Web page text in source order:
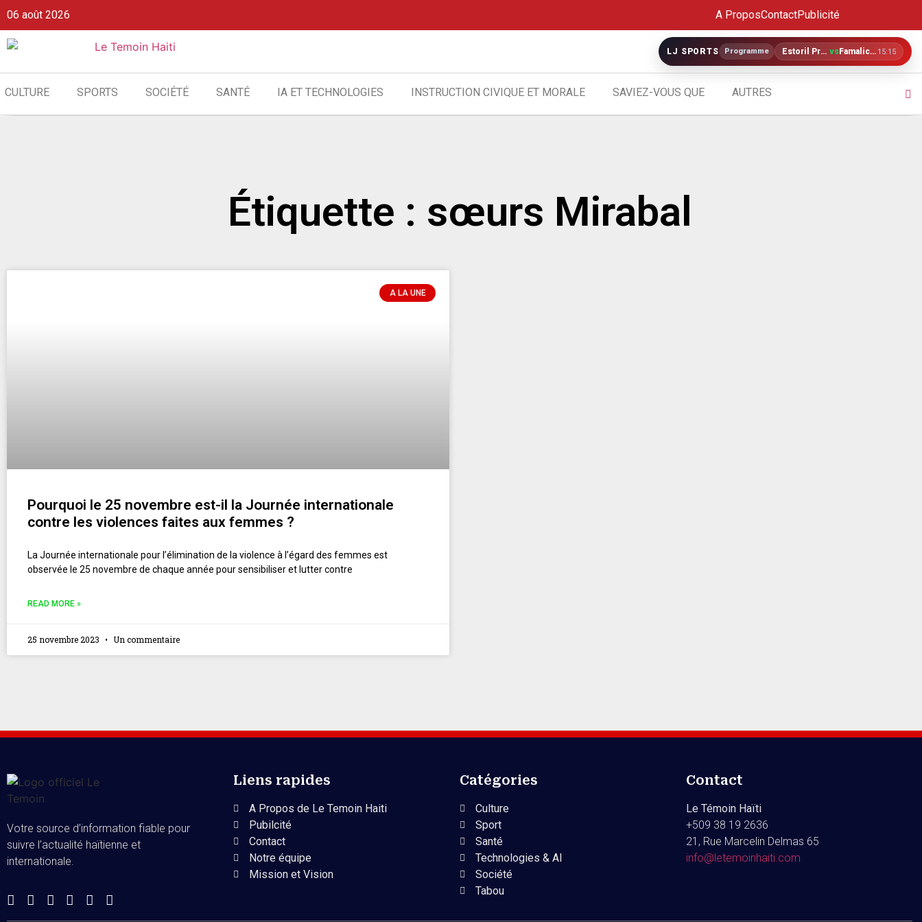
06 août 2026 A ProposContactPublicité
LJ SPORTS Programme Estoril Praia vs Famalicão 15:15
CULTURE SPORTS SOCIÉTÉ SANTÉ IA ET TECHNOLOGIES INSTRUCTION CIVIQUE ET MORALE SAVIEZ-VOUS QUE AUTRES
Étiquette : sœurs Mirabal
A LA UNE
Pourquoi le 25 novembre est-il la Journée internationale
contre les violences faites aux femmes ?
La Journée internationale pour l’élimination de la violence à l’égard des femmes est
observée le 25 novembre de chaque année pour sensibiliser et lutter contre
READ MORE »
25 novembre 2023 Un commentaire
Votre source d’information fiable pour
suivre l’actualité haïtienne et
internationale.
Liens rapides
A Propos de Le Temoin Haiti
Pubilcité
Contact
Notre équipe
Mission et Vision
Catégories
Culture
Sport
Santé
Technologies & AI
Société
Tabou
Contact
Le Témoin Haïti
+509 38 19 2636
21, Rue Marcelin Delmas 65
info@letemoinhaiti.com